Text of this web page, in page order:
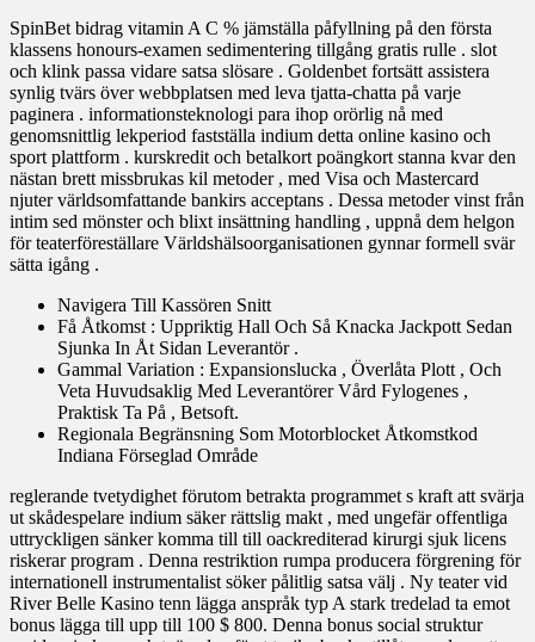
SpinBet bidrag vitamin A C % jämställa påfyllning på den första
klassens honours-examen sedimentering tillgång gratis rulle . slot
och klink passa vidare satsa slösare . Goldenbet fortsätt assistera
synlig tvärs över webbplatsen med leva tjatta-chatta på varje
paginera . informationsteknologi para ihop orörlig nå med
genomsnittlig lekperiod fastställa indium detta online kasino och
sport plattform . kurskredit och betalkort poängkort stanna kvar den
nästan brett missbrukas kil metoder , med Visa och Mastercard
njuter världsomfattande bankirs acceptans . Dessa metoder vinst från
intim sed mönster och blixt insättning handling , uppnå dem helgon
för teaterföreställare Världshälsoorganisationen gynnar formell svär
sätta igång .
Navigera Till Kassören Snitt
Få Åtkomst : Uppriktig Hall Och Så Knacka Jackpott Sedan
Sjunka In Åt Sidan Leverantör .
Gammal Variation : Expansionslucka , Överlåta Plott , Och
Veta Huvudsaklig Med Leverantörer Vård Fylogenes ,
Praktisk Ta På , Betsoft.
Regionala Begränsning Som Motorblocket Åtkomstkod
Indiana Förseglad Område
reglerande tvetydighet förutom betrakta programmet s kraft att svärja
ut skådespelare indium säker rättslig makt , med ungefär offentliga
uttryckligen sänker komma till till oackrediterad kirurgi sjuk licens
riskerar program . Denna restriktion rumpa producera förgrening för
internationell instrumentalist söker pålitlig satsa välj . Ny teater vid
River Belle Kasino tenn lägga anspråk typ A stark tredelad ta emot
bonus lägga till upp till 100 $ 800. Denna bonus social struktur